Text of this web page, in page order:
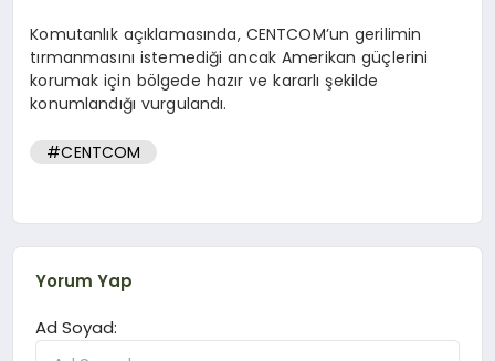
Komutanlık açıklamasında, CENTCOM’un gerilimin
tırmanmasını istemediği ancak Amerikan güçlerini
korumak için bölgede hazır ve kararlı şekilde
konumlandığı vurgulandı.
#CENTCOM
Yorum Yap
Ad Soyad: